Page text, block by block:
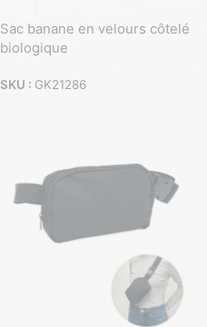
Sac banane en velours côtelé
biologique
SKU : GK21286